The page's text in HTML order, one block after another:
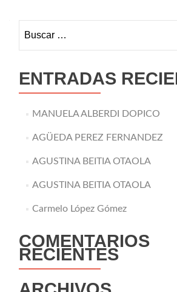
ENTRADAS
MANUELA ALBERDI DOPICO
AGÜEDA PEREZ FERNANDEZ
AGUSTINA BEITIA OTAOLA
AGUSTINA BEITIA OTAOLA
Carmelo López Gómez
COMENTARIOS
RECIENTES